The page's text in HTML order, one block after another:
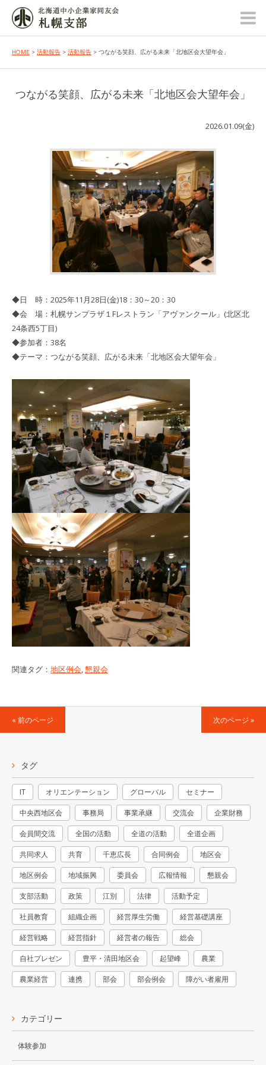
HOME > 活動報告 > 活動報告 > つながる笑顔、広がる未来「北地区会大望年会」
つながる笑顔、広がる未来「北地区会大望年会」
2026.01.09(金)
◆日 時：2025年11月28日(金)18：30～20：30
◆会 場：札幌サンプラザ１Fレストラン「アヴァンクール」(北区北
24条西5丁目)
◆参加者：38名
◆テーマ：つながる笑顔、広がる未来「北地区会大望年会」
関連タグ： 地区例会,懇親会
« 前のページ 次のページ »
タグ
IT オリエンテーション グローバル セミナー
中央西地区会 事務局 事業承継 交流会 企業財務
会員間交流 全国の活動 全道の活動 全道企画
共同求人 共育 千恵広長 合同例会 地区会
地区例会 地域振興 委員会 広報情報 懇親会
支部活動 政策 江別 法律 活動予定
社員教育 組織企画 経営厚生労働 経営基礎講座
経営戦略 経営指針 経営者の報告 総会
自社プレゼン 豊平・清田地区会 起望峰 農業
農業経営 連携 部会 部会例会 障がい者雇用
カテゴリー
体験参加